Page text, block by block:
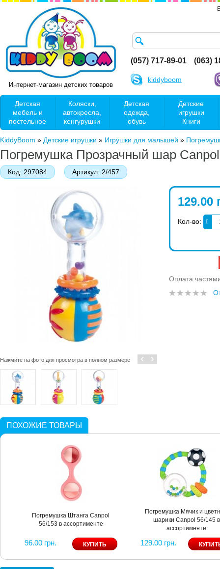
Интернет-магазин детских товаров
(057) 717-89-01 (063)
kiddyboom
Детская
мебель и
постельное
Коляски,
автокресла,
кенгурушки
Детская
одежда,
обувь
Детские
игрушки
Книги
KiddyBoom » Детские игрушки » Игрушки для малышей »
Погремушка Прозрачный шар
Код: 297084 Артикул: 2/457
Нажмите на фото для просмотра в полном размере ‹ ›
129.00
Кол-во:
Оплата
ПОХОЖИЕ ТОВАРЫ
Погремушка Штанга Canpol
56/153 в ассортименте
96.00 грн.
Погремушка Мячик и
шарики Canpol 56/145 в
ассортименте
129.00 грн.